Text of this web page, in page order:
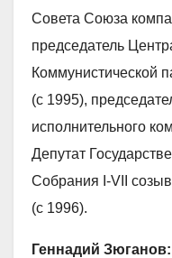
Совета Союза
председатель
Коммунистической
(с 1995),
исполнительного
Депутат
Собрания I-VII
(с 1996).
Геннадий